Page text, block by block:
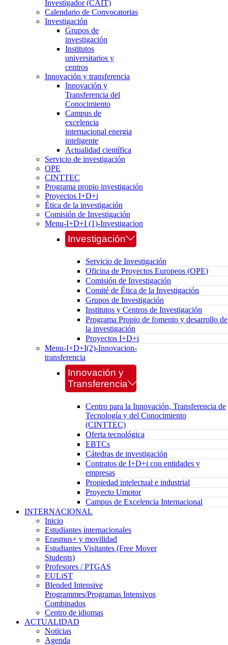
Investigador (CAIT)
Calendario de Convocatorias
Investigación
Grupos de
investigación
Institutos
universitarios y
centros
Innovación y transferencia
Innovación y
Transferencia del
Conocimiento
Campus de
excelencia
internacional energia
inteligente
Actualidad científica
Servicio de investigación
OPE
CINTTEC
Programa propio investigación
Proyectos I+D+i
Ética de la investigación
Comisión de Investigación
Menu-I+D+I (1)-Investigacion
Investigación
Servicio de Investigación
Oficina de Proyectos Europeos (OPE)
Comisión de Investigación
Comité de Ética de la Investigación
Grupos de Investigación
Institutos y Centros de Investigación
Programa Propio de fomento y desarrollo de
la investigación
Proyectos I+D+i
Menu-I+D+I(2)-Innovacion-
transferencia
Innovación y
Transferencia
Centro para la Innovación, Transferencia de
Tecnología y del Conocimiento
(CINTTEC)
Oferta tecnológica
EBTCs
Cátedras de investigación
Contratos de I+D+i con entidades y
empresas
Propiedad intelectual e industrial
Proyecto Umotor
Campus de Excelencia Internacional
INTERNACIONAL
Inicio
Estudiantes internacionales
Erasmus+ y movilidad
Estudiantes Visitantes (Free Mover
Students)
Profesores / PTGAS
EULiST
Blended Intensive
Programmes/Programas Intensivos
Combinados
Centro de idiomas
ACTUALIDAD
Noticias
Agenda